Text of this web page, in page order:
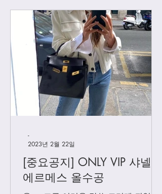
[우버급] 디올 지갑
[중요공지] ONLY VIP 샤넬 +
에르메스 올수공
-
2023년 2월 22일